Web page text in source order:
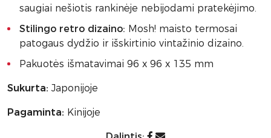
saugiai nešiotis rankinėje nebijodami pratekėjimo.
Stilingo retro dizaino: Mosh! maisto termosai
patogaus dydžio ir išskirtinio vintažinio dizaino.
Pakuotės išmatavimai 96 x 96 x 135 mm
Sukurta: Japonijoje
Pagaminta: Kinijoje